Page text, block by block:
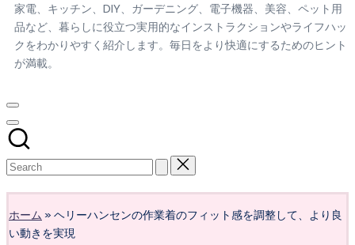
家電、キッチン、DIY、ガーデニング、電子機器、美容、ペット用
品など、暮らしに役立つ実用的なインストラクションやライフハッ
クをわかりやすく紹介します。毎日をより快適にするためのヒント
が満載。
ホーム » ヘリーハンセンの作業着のフィット感を調整して、より良
い動きを実現